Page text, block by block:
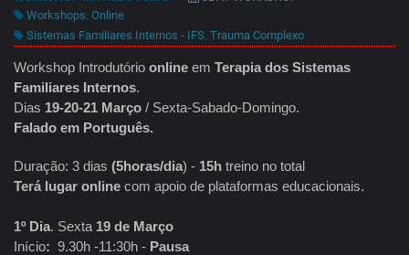
Workshops, Online
Sistemas Familiares Internos - IFS, Trauma Complexo
Workshop Introdutório online em Terapia dos Sistemas
Familiares Internos.
Dias 19-20-21 Março / Sexta-Sabado-Domingo.
Falado em Português.
Duração: 3 dias (5horas/dia) - 15h treino no total
Terá lugar online com apoio de plataformas educacionais.
1º Dia. Sexta 19 de Março
Início: 9.30h -11:30h - Pausa